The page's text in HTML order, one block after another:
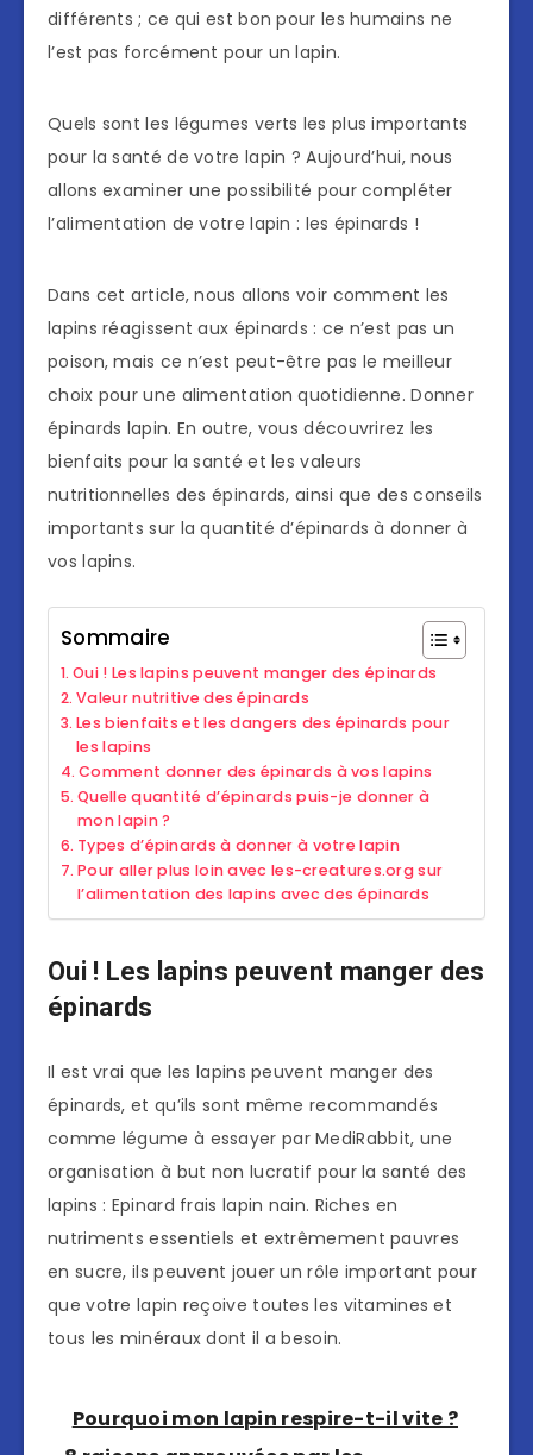
différents ; ce qui est bon pour les humains ne
l’est pas forcément pour un lapin.
Quels sont les légumes verts les plus importants
pour la santé de votre lapin ? Aujourd’hui, nous
allons examiner une possibilité pour compléter
l’alimentation de votre lapin : les épinards !
Dans cet article, nous allons voir comment les
lapins réagissent aux épinards : ce n’est pas un
poison, mais ce n’est peut-être pas le meilleur
choix pour une alimentation quotidienne. Donner
épinards lapin. En outre, vous découvrirez les
bienfaits pour la santé et les valeurs
nutritionnelles des épinards, ainsi que des conseils
importants sur la quantité d’épinards à donner à
vos lapins.
Sommaire
Oui ! Les lapins peuvent manger des épinards
Valeur nutritive des épinards
Les bienfaits et les dangers des épinards pour
les lapins
Comment donner des épinards à vos lapins
Quelle quantité d’épinards puis-je donner à
mon lapin ?
Types d’épinards à donner à votre lapin
Pour aller plus loin avec les-creatures.org sur
l’alimentation des lapins avec des épinards
Oui ! Les lapins peuvent manger des
épinards
Il est vrai que les lapins peuvent manger des
épinards, et qu’ils sont même recommandés
comme légume à essayer par MediRabbit, une
organisation à but non lucratif pour la santé des
lapins : Epinard frais lapin nain. Riches en
nutriments essentiels et extrêmement pauvres
en sucre, ils peuvent jouer un rôle important pour
que votre lapin reçoive toutes les vitamines et
tous les minéraux dont il a besoin.
Pourquoi mon lapin respire-t-il vite ?